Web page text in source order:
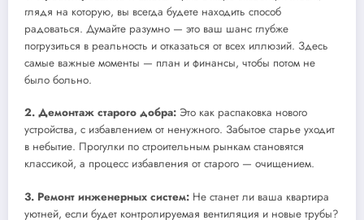
глядя на которую, вы всегда будете находить способ
радоваться. Думайте разумно — это ваш шанс глубже
погрузиться в реальность и отказаться от всех иллюзий. Здесь
самые важные моменты — план и финансы, чтобы потом не
было больно.
2. Демонтаж старого добра: Это как распаковка нового
устройства, с избавлением от ненужного. Забытое старье уходит
в небытие. Прогулки по строительным рынкам становятся
классикой, а процесс избавления от старого — очищением.
3. Ремонт инженерных систем: Не станет ли ваша квартира
уютней, если будет контролируемая вентиляция и новые трубы?